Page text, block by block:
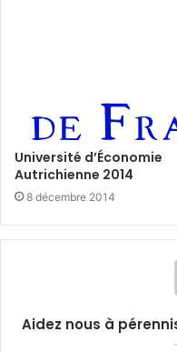
Université d’Économie
Autrichienne 2014
8 décembre 2014
Aidez nous à